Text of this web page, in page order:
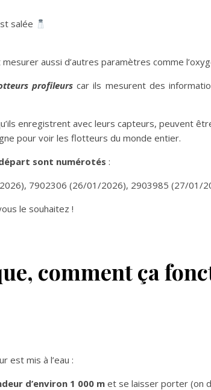
salée
aussi d’autres paramètres comme
profileurscar ils mesurent des
enregistrent avec leurs capteurs, peuvent
pour voir les flotteurs du monde entier.
sont numérotés :
7902306 (26/01/2026), 2903985 (27/01/
le souhaitez !
comment ça
est mis à l’eau :
d’environ 1 000 m et se laisser porter (on